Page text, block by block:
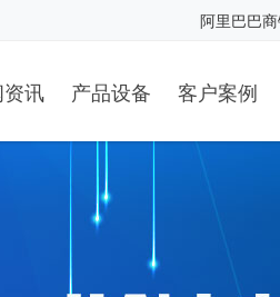
阿里巴巴
讯 产品设备 客户案例